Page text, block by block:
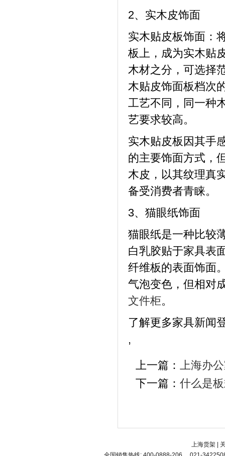
2、实木皮饰面
实木贴皮板饰面：
板上，成为实木贴
木材之分，可选择
木贴皮饰面板档次
工艺不同，同一种
艺要求较高。
实木贴皮板因其手
的主要饰面方式，
木皮，以其纹理真
备受消费者青睐。
3、猫眼纸饰面
猫眼纸是一种比较
白乳胶贴于家具表
纤维板的表面饰面
气泡变色，但相对
文件柜。
了解更多家具新闻
,
上一篇： 上海办
下一篇： 什么是
上海货架|